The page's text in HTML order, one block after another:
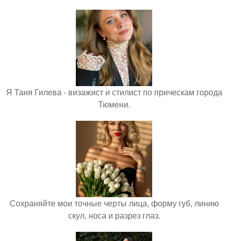
Я Таня Гилева - визажист и стилист по прическам города
Тюмени.
Сохраняйте мои точные черты лица, форму губ, линию
скул, носа и разрез глаз.